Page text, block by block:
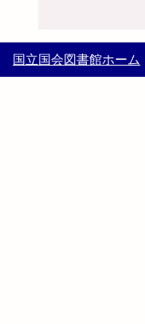
国立国会図書館ホーム